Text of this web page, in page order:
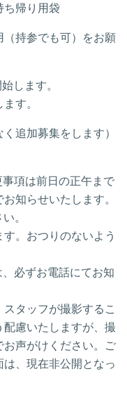
ち帰り用袋
（持参でも可）をお願
します。
す。
追加募集をします）
項は前日の正午まで
知らせいたします。
。
。おつりのないよう
必ずお電話にてお知
タッフが撮影するこ
慮いたしますが、撮
声がけください。ご
、現在非公開となっ